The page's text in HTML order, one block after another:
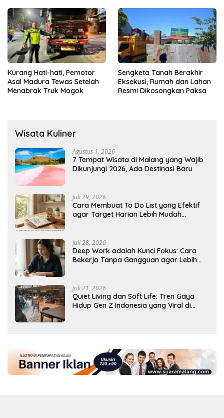
Gratis
Kurang Hati-hati, Pemotor
Asal Madura Tewas Setelah
Menabrak Truk Mogok
Sengketa Tanah Berakhir
Eksekusi, Rumah dan Lahan
Resmi Dikosongkan Paksa
Wisata Kuliner
Agustus 1, 2026
7 Tempat Wisata di Malang yang Wajib
Dikunjungi 2026, Ada Destinasi Baru
Juli 29, 2026
Cara Membuat To Do List yang Efektif
agar Target Harian Lebih Mudah
Juli 28, 2026
Deep Work adalah Kunci Fokus: Cara
Bekerja Tanpa Gangguan agar Lebih
Juli 21, 2026
Quiet Living dan Soft Life: Tren Gaya
Hidup Gen Z Indonesia yang Viral di